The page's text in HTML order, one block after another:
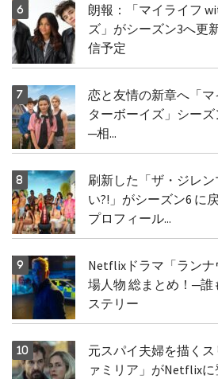
朗報：「マイライフ
ズ」がシーズン3へ更
信予定
恋と友情の新章へ「
ターボーイズ」シー
─相...
刷新した「ザ・ジレ
い?!」がシーズン6 に
プロフィール...
Netflixドラマ「ラン
場人物 総まとめ！─誰
ステリー
元スパイ夫婦を描く
ァミリア」がNetflix